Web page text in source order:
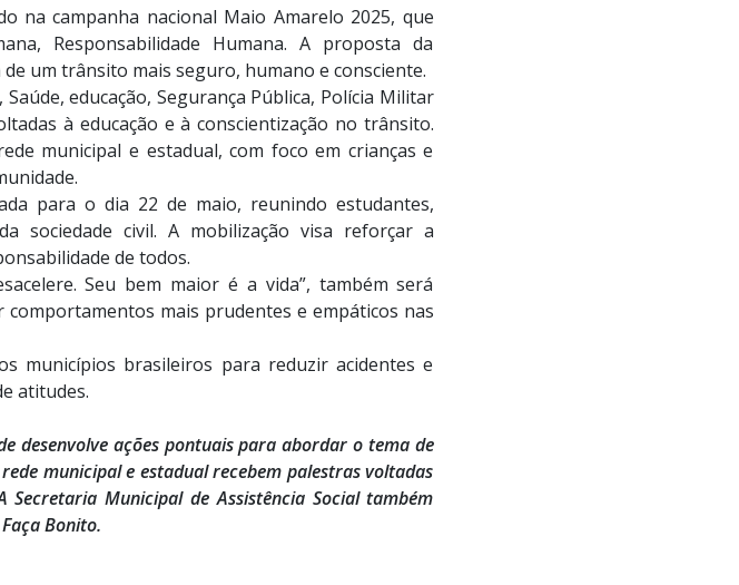
na campanha nacional Maio Amarelo 2025, que
Responsabilidade Humana. A proposta da
um trânsito mais seguro, humano e consciente.
educação, Segurança Pública, Polícia Militar
à educação e à conscientização no trânsito.
municipal e estadual, com foco em crianças e
para o dia 22 de maio, reunindo estudantes,
sociedade civil. A mobilização visa reforçar a
de todos.
Seu bem maior é a vida”, também será
mais prudentes e empáticos nas
municípios brasileiros para reduzir acidentes e
atitudes.
desenvolve ações pontuais para abordar o tema de
municipal e estadual recebem palestras voltadas
Municipal de Assistência Social também
Bonito.